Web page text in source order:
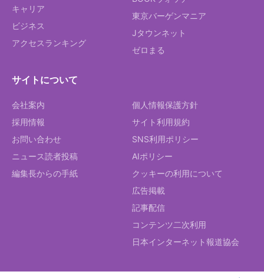
キャリア
ビジネス
アクセスランキング
東京バーゲンマニア
Jタウンネット
ゼロまる
サイトについて
会社案内
採用情報
お問い合わせ
ニュース読者投稿
編集長からの手紙
個人情報保護方針
サイト利用規約
SNS利用ポリシー
AIポリシー
クッキーの利用について
広告掲載
記事配信
コンテンツ二次利用
日本インターネット報道協会